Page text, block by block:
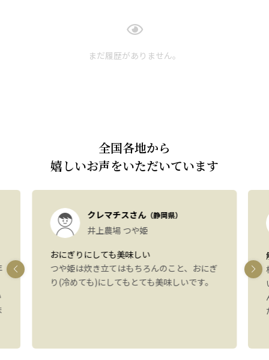
まだ履歴がありません。
全国各地から
嬉しいお声をいただいています
クレマチスさん（静岡県）
井上農場 つや姫
おにぎりにしても美味しい
つや姫は炊き立てはもちろんのこと、おにぎ
り(冷めても)にしてもとても美味しいです。